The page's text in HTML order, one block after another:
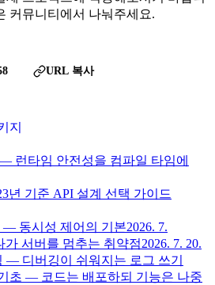
커뮤니티에서 나눠주세요.
URL 복사
지
— 런타임 안전성을 컴파일 타임에
년 기준 API 설계 선택 가이드
— 동시성 제어의 기본2026. 7.
서버를 멈추는 취약점2026. 7. 20.
— 디버깅이 쉬워지는 로그 쓰기
초 — 코드는 배포하되 기능은 나중